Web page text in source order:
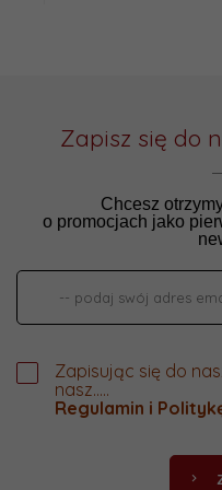
Zapisz się do
Chcesz
o promocjach jako
Zapisując się do
nasz.....
Regulamin i